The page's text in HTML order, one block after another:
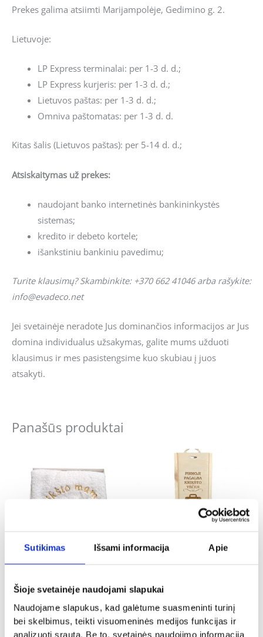
Sutikimas Išsami informacija Apie
Šioje svetainėje naudojami slapukai
Naudojame slapukus, kad galėtume suasmeninti turinį
bei skelbimus, teikti visuomeninės medijos funkcijas ir
analizuoti srautą. Be to, svetainės naudojimo informaciją
Prekes galima atsiimti Marijampolėje, Gedimino g. 2.
Lietuvoje:
LP Express terminalai: per 1-3 d. d.;
LP Express kurjeris: per 1-3 d. d.;
Lietuvos paštas: per 1-3 d. d.;
Omniva paštomatas: per 1-3 d. d.
Kitas šalis (Lietuvos paštas): per 5-14 d. d.;
Atsiskaitymas už prekes:
naudojant banko internetinės bankininkystės
sistemas;
kredito ir debeto kortele;
išankstiniu bankiniu pavedimu;
Turite klausimų? Skambinkite: +370 662 41046 arba rašykite:
info@evadeco.net
Jei svetainėje neradote Jus dominančios informacijos ar Jus
domina individualus užsakymas, galite mums užduoti
klausimus ir mes pasistengsime kuo skubiau į juos
atsakyti.
Panašūs produktai
Siuvinėtas rankšluostis „Krikšto
14.00€
Vyno dėžė „Pirmoji pagalba krikšto
15.00€